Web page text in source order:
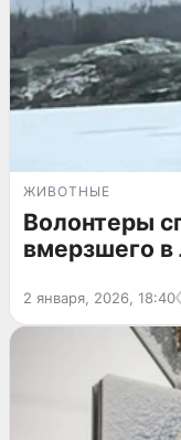
ЖИВОТНЫЕ
Волонтеры
вмерзшего в
2 января, 2026, 18:40